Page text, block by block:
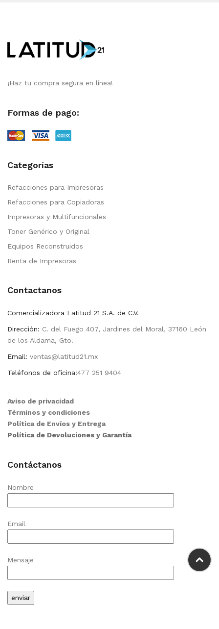
¡Haz tu compra segura en línea!
Formas de pago:
Categorías
Refacciones para Impresoras
Refacciones para Copiadoras
Impresoras y Multifuncionales
Toner Genérico y Original
Equipos Reconstruidos
Renta de Impresoras
Contactanos
Comercializadora Latitud 21 S.A. de C.V.
Dirección: C. del Fuego 407, Jardines del Moral, 37160 León
de los Aldama, Gto.
Email: ventas@latitud21.mx
Teléfonos de oficina:477 251 9404
Aviso de privacidad
Términos y condiciones
Política de Envíos y Entrega
Política de Devoluciones y Garantía
Contáctanos
Nombre
Email
Mensaje